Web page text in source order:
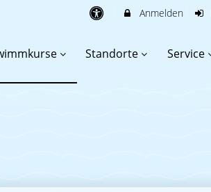
Anmelden
Standorte Service